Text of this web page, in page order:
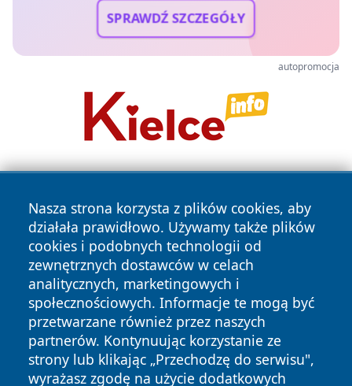
SPRAWDŹ SZCZEGÓŁY
autopromocja
Nasza strona korzysta z plików cookies, aby
działała prawidłowo. Używamy także plików
cookies i podobnych technologii od
zewnętrznych dostawców w celach
analitycznych, marketingowych i
społecznościowych. Informacje te mogą być
przetwarzane również przez naszych
partnerów. Kontynuując korzystanie ze
strony lub klikając „Przechodzę do serwisu",
wyrażasz zgodę na użycie dodatkowych
Copyright © 2026 portalzielonagora.pl Wszystkie prawa
zastrzeżone.
News Autorzy
Polityka
Prywatności
Polityka
Cookies